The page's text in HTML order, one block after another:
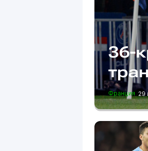
36-
Франция 29